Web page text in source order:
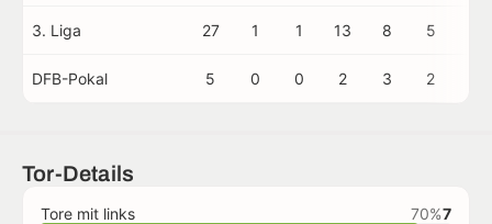
3. Liga 27 1 1 13 8 5
DFB-Pokal 5 0 0 2 3 2
Tor-Details
Tore mit links 70%7